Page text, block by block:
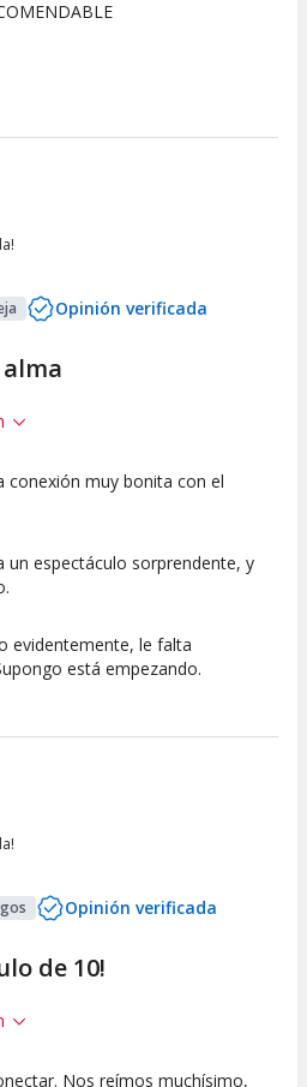
Opinión verificada
10
artística
conexión muy bonita con el
un espectáculo sorprendente, y
evidentemente, le falta
está empezando.
Opinión verificada
de 10!
Nos reímos muchísimo,